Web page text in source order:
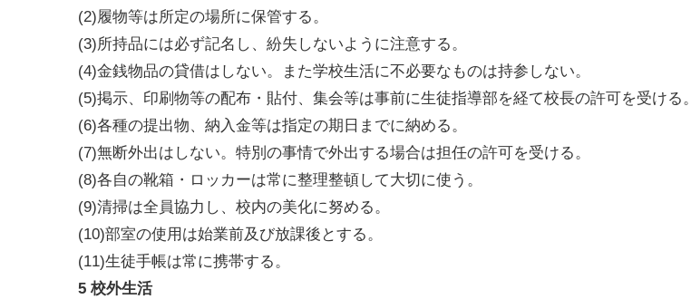
(2)履物等は所定の場所に保管する。
(3)所持品には必ず記名し、紛失しないように注意する。
(4)金銭物品の貸借はしない。また学校生活に不必要なものは持参しない。
(5)掲示、印刷物等の配布・貼付、集会等は事前に生徒指導部を経て校長の許可を受ける。
(6)各種の提出物、納入金等は指定の期日までに納める。
(7)無断外出はしない。特別の事情で外出する場合は担任の許可を受ける。
(8)各自の靴箱・ロッカーは常に整理整頓して大切に使う。
(9)清掃は全員協力し、校内の美化に努める。
(10)部室の使用は始業前及び放課後とする。
(11)生徒手帳は常に携帯する。
5 校外生活